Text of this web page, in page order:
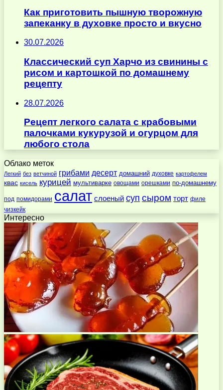
Как приготовить пышную творожную
запеканку в духовке просто и вкусно
30.07.2026
Классический суп Харчо из свинины с
рисом и картошкой по домашнему
рецепту
28.07.2026
Рецепт легкого салата с крабовыми
палочками кукурузой и огурцом для
любого стола
Облако меток
Легкий без ветчиной грибами десерт домашний духовке картофелем
квас кисель курицей мультиварке овощами орешками по-домашнему
под помидорами салат слоеный суп сыром торт филе
чизкейк
Интересно